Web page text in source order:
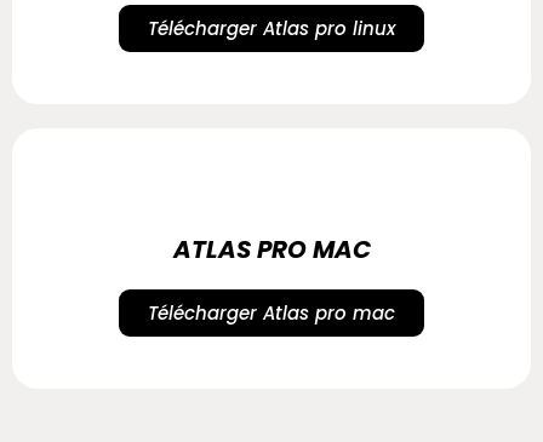
Télécharger Atlas pro linux
ATLAS PRO MAC
Télécharger Atlas pro mac